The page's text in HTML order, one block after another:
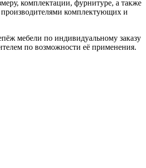
комплектации, фурнитуре, а также
комплектующих и
мебели по индивидуальному заказу
по возможности её применения.